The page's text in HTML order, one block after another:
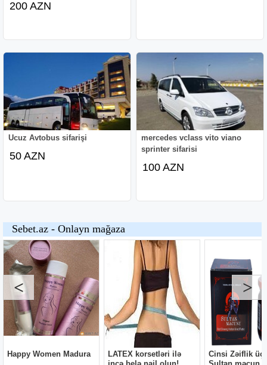
200 AZN
Ucuz Avtobus sifarişi
50 AZN
mercedes vclass vito viano
sprinter sifarisi
100 AZN